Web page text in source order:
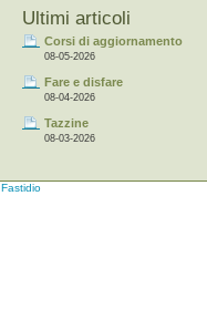
Ultimi articoli
Corsi di aggiornamento
08-05-2026
Fare e disfare
08-04-2026
Tazzine
08-03-2026
Fastidio